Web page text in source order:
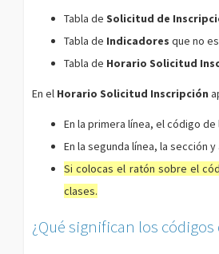
Tabla de Solicitud de
Tabla de Indicadores que no
Tabla de Horario Solicitud
En el Horario Solicitud Inscripción
En la primera línea, el código
En la segunda línea, la sección y
Si colocas el ratón sobre el
clases.
¿Qué significan los códigos